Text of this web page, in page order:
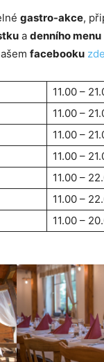
gastro-akce,
a denního menu
facebooku zde
11.00 –
11.00 –
11.00 –
11.00 –
11.00 –
11.00 –
11.00 –